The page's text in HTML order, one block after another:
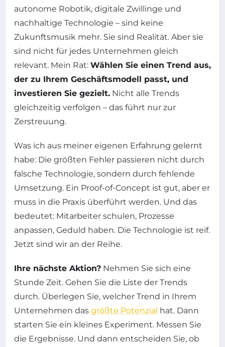
autonome Robotik, digitale Zwillinge und
nachhaltige Technologie – sind keine
Zukunftsmusik mehr. Sie sind Realität. Aber sie
sind nicht für jedes Unternehmen gleich
relevant. Mein Rat: Wählen Sie einen Trend aus,
der zu Ihrem Geschäftsmodell passt, und
investieren Sie gezielt. Nicht alle Trends
gleichzeitig verfolgen – das führt nur zur
Zerstreuung.
Was ich aus meiner eigenen Erfahrung gelernt
habe: Die größten Fehler passieren nicht durch
falsche Technologie, sondern durch fehlende
Umsetzung. Ein Proof-of-Concept ist gut, aber er
muss in die Praxis überführt werden. Und das
bedeutet: Mitarbeiter schulen, Prozesse
anpassen, Geduld haben. Die Technologie ist reif.
Jetzt sind wir an der Reihe.
Ihre nächste Aktion? Nehmen Sie sich eine
Stunde Zeit. Gehen Sie die Liste der Trends
durch. Überlegen Sie, welcher Trend in Ihrem
Unternehmen das größte Potenzial hat. Dann
starten Sie ein kleines Experiment. Messen Sie
die Ergebnisse. Und dann entscheiden Sie, ob